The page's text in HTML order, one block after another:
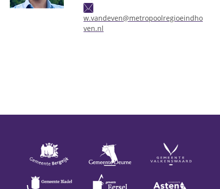
w.vandeven@metropoolregioeindho
ven.nl